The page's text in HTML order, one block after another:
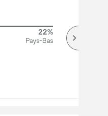
22%
Pays-Bas